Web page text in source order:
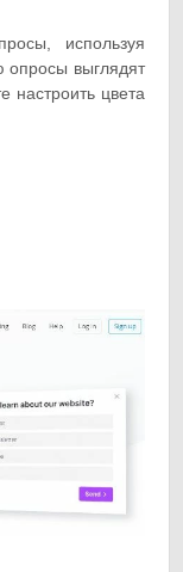
используя
опросы выглядят
настроить цвета